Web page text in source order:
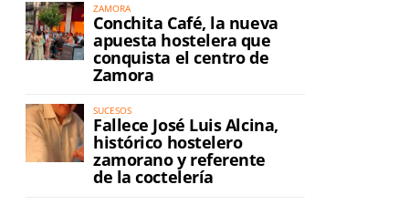
ZAMORA
Conchita Café, la nueva
apuesta hostelera que
conquista el centro de
Zamora
SUCESOS
Fallece José Luis Alcina,
histórico hostelero
zamorano y referente
de la coctelería